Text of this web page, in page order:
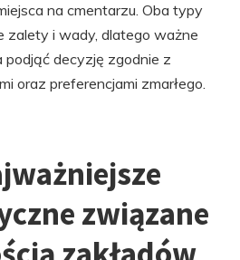
na cmentarzu. Oba typy
zalety i wady, dlatego ważne
podjąć decyzję zgodnie z
oraz preferencjami zmarłego.
związane